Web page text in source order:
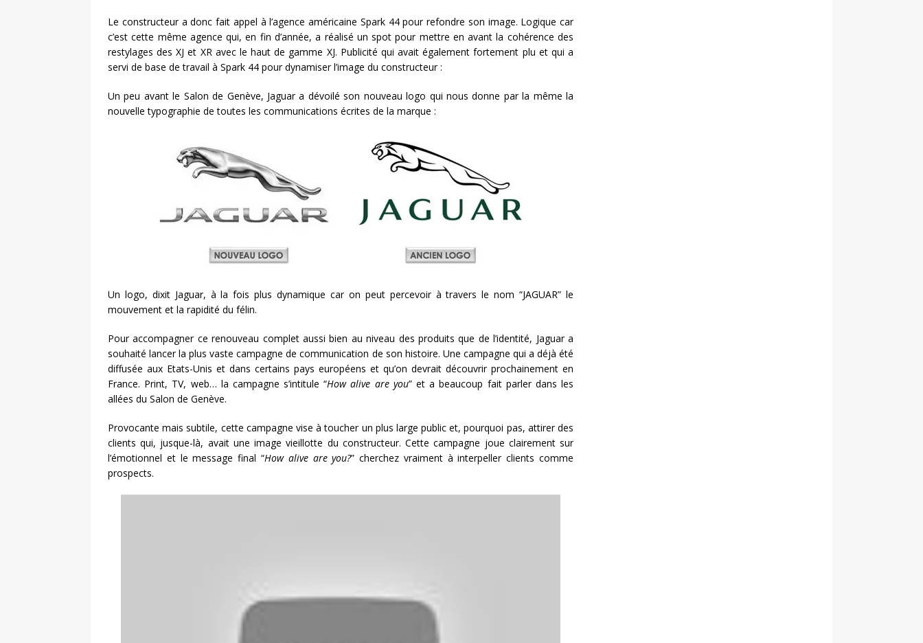
Le constructeur a donc fait appel à l’agence américaine Spark 44 pour refondre son image. Logique car
c’est cette même agence qui, en fin d’année, a réalisé un spot pour mettre en avant la cohérence des
restylages des XJ et XR avec le haut de gamme XJ. Publicité qui avait également fortement plu et qui a
servi de base de travail à Spark 44 pour dynamiser l’image du constructeur :
Un peu avant le Salon de Genève, Jaguar a dévoilé son nouveau logo qui nous donne par la même la
nouvelle typographie de toutes les communications écrites de la marque :
Un logo, dixit Jaguar, à la fois plus dynamique car on peut percevoir à travers le nom “JAGUAR” le
mouvement et la rapidité du félin.
Pour accompagner ce renouveau complet aussi bien au niveau des produits que de l’identité, Jaguar a
souhaité lancer la plus vaste campagne de communication de son histoire. Une campagne qui a déjà été
diffusée aux Etats-Unis et dans certains pays européens et qu’on devrait découvrir prochainement en
France. Print, TV, web… la campagne s’intitule “How alive are you” et a beaucoup fait parler dans les
allées du Salon de Genève.
Provocante mais subtile, cette campagne vise à toucher un plus large public et, pourquoi pas, attirer des
clients qui, jusque-là, avait une image vieillotte du constructeur. Cette campagne joue clairement sur
l’émotionnel et le message final “How alive are you?” cherchez vraiment à interpeller clients comme
prospects.